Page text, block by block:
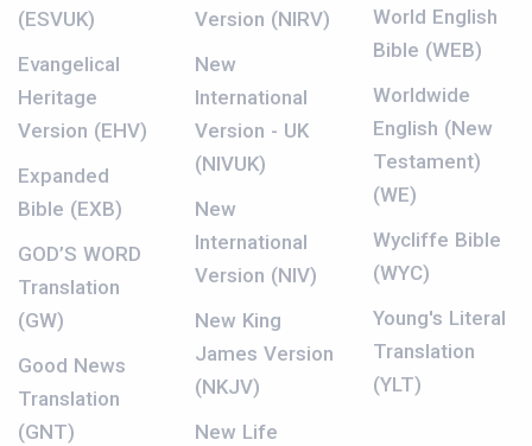
(ESVUK)
Evangelical
Heritage
Version (EHV)
Expanded
Bible (EXB)
GOD’S WORD
Translation
(GW)
Good News
Translation
(GNT)
Version (NIRV)
New
International
Version - UK
(NIVUK)
New
International
Version (NIV)
New King
James Version
(NKJV)
New Life
World English
Bible (WEB)
Worldwide
English (New
Testament)
(WE)
Wycliffe Bible
(WYC)
Young's Literal
Translation
(YLT)